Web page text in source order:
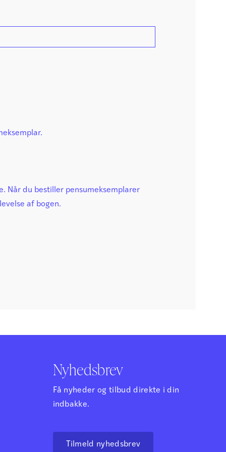
Når du bestiller pensumeksemplarer
af bogen.
Nyhedsbrev
Få nyheder og tilbud direkte i din
indbakke.
Tilmeld nyhedsbrev